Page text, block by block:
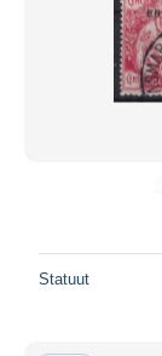
Statuut